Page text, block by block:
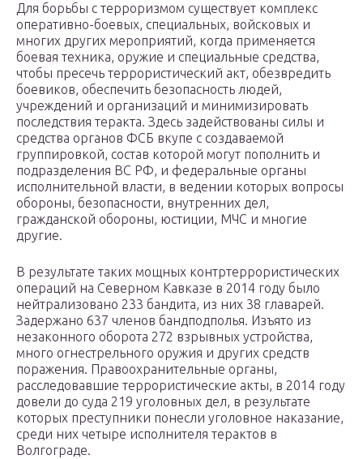
Для борьбы с терроризмом существует комплекс
оперативно-боевых, специальных, войсковых и
многих других мероприятий, когда применяется
боевая техника, оружие и специальные средства,
чтобы пресечь террористический акт, обезвредить
боевиков, обеспечить безопасность людей,
учреждений и организаций и минимизировать
последствия теракта. Здесь задействованы силы и
средства органов ФСБ вкупе с создаваемой
группировкой, состав которой могут пополнить и
подразделения ВС РФ, и федеральные органы
исполнительной власти, в ведении которых вопросы
обороны, безопасности, внутренних дел,
гражданской обороны, юстиции, МЧС и многие
другие.
В результате таких мощных контртеррористических
операций на Северном Кавказе в 2014 году было
нейтрализовано 233 бандита, из них 38 главарей.
Задержано 637 членов бандподполья. Изъято из
незаконного оборота 272 взрывных устройства,
много огнестрельного оружия и других средств
поражения. Правоохранительные органы,
расследовавшие террористические акты, в 2014 году
довели до суда 219 уголовных дел, в результате
которых преступники понесли уголовное наказание,
среди них четыре исполнителя терактов в
Волгограде.